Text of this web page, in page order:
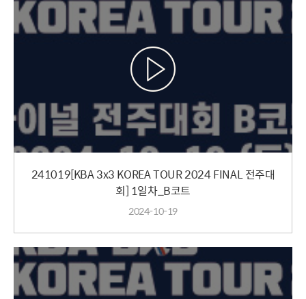
241019[KBA 3x3 KOREA TOUR 2024 FINAL 전주대
회] 1일차_B코트
2024-10-19